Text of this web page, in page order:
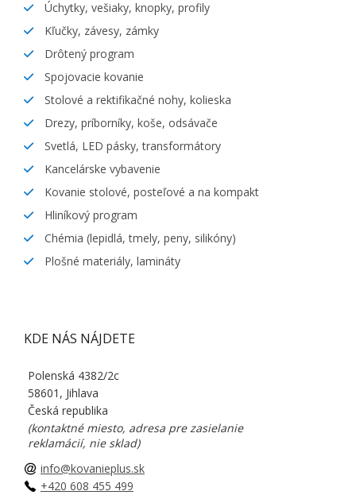
Úchytky, vešiaky, knopky, profily
Kľučky, závesy, zámky
Drôtený program
Spojovacie kovanie
Stolové a rektifikačné nohy, kolieska
Drezy, príborníky, koše, odsávače
Svetlá, LED pásky, transformátory
Kancelárske vybavenie
Kovanie stolové, posteľové a na kompakt
Hliníkový program
Chémia (lepidlá, tmely, peny, silikóny)
Plošné materiály, lamináty
KDE NÁS NÁJDETE
Polenská 4382/2c
58601, Jihlava
Česká republika
(kontaktné miesto, adresa pre zasielanie
reklamácií, nie sklad)
info@kovanieplus.sk
+420 608 455 499